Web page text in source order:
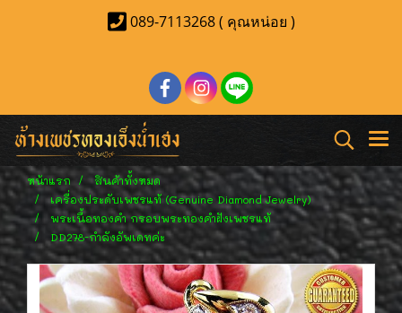
089-7113268 ( คุณหน่อย )
หน้าแรก
สินค้าทั้งหมด
เครื่องประดับเพชรแท้ (Genuine Diamond Jewelry)
พระเนื้อทองคำ กรอบพระทองคำฝังเพชรแท้
DD278-กำลังอัพเดทค่ะ